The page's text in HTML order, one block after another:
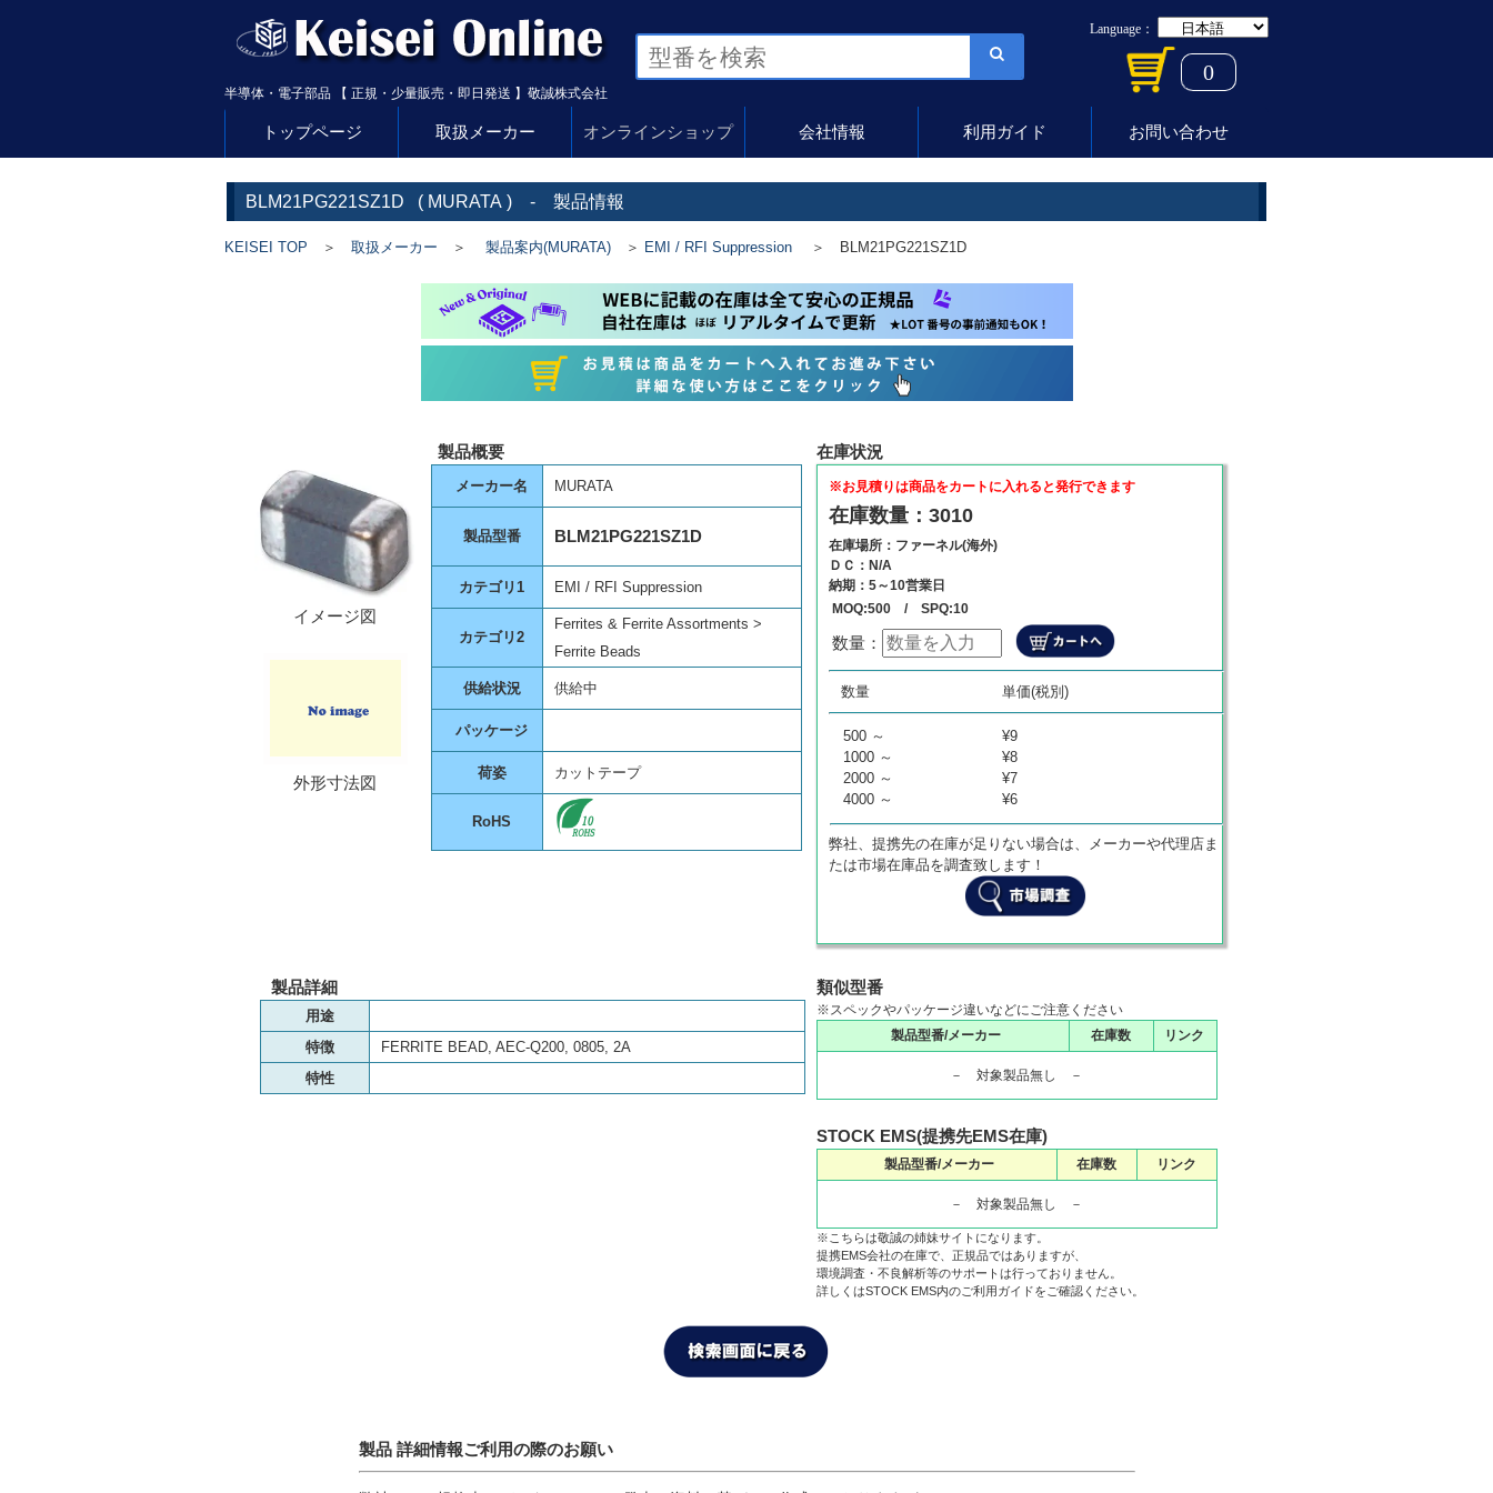
半導体・電子部品 【 正規・少量販売・即日発送 】敬誠株式会社
Language：
0
トップページ 取扱メーカー オンラインショップ 会社情報 利用ガイド お問い合わせ
BLM21PG221SZ1D ( MURATA ) - 製品情報
KEISEI TOP ＞ 取扱メーカー ＞ 製品案内(MURATA) ＞ EMI / RFI Suppression ＞ BLM21PG221SZ1D
イメージ図
外形寸法図
製品概要
メーカー名 MURATA
製品型番 BLM21PG221SZ1D
カテゴリ1 EMI / RFI Suppression
カテゴリ2
Ferrites & Ferrite Assortments >
Ferrite Beads
供給状況 供給中
パッケージ
荷姿 カットテープ
RoHS
在庫状況
※お見積りは商品をカートに入れると発行できます
在庫数量：3010
在庫場所：ファーネル(海外)
ＤＣ：N/A
納期：5～10営業日
MOQ:500 / SPQ:10
数量：
数量 単価 商品代金
0
数量 単価(税別)
500 ～
1000 ～
2000 ～
4000 ～
¥9
¥8
¥7
¥6
弊社、提携先の在庫が足りない場合は、メーカーや代理店ま
たは市場在庫品を調査致します！
製品詳細
用途
特徴
FERRITE BEAD, AEC-Q200, 0805, 2A
特性
類似型番
※スペックやパッケージ違いなどにご注意ください
製品型番/メーカー
在庫数 リンク
－ 対象製品無し －
STOCK EMS(提携先EMS在庫)
製品型番/メーカー 在庫数 リンク
－ 対象製品無し －
※こちらは敬誠の姉妹サイトになります。
提携EMS会社の在庫で、正規品ではありますが、
環境調査・不良解析等のサポートは行っておりません。
詳しくはSTOCK EMS内のご利用ガイドをご確認ください。
製品 詳細情報ご利用の際のお願い